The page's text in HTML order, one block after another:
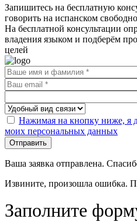
Запишитесь на бесплатную
говорить на испанском свободно
На бесплатной консультации
владения языком и подберём
целей
Нажимая на кнопку ниже, я
моих персональных данных
Отправить
Ваша заявка отправлена.
Извините, произошла ошибка.
Заполните